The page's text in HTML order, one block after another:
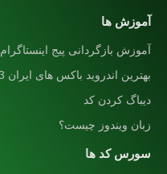
آموزش ها
آموزش بازگردانی پیج اینستاگرام
بهترین اندروید باکس های ایران 1403
دیباگ کردن کد
زبان ویندوز چیست؟
سورس کد ها